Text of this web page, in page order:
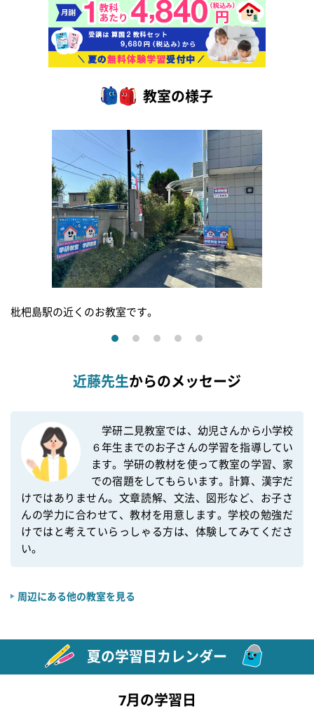
教室の様子
枇杷島駅の近くのお教室です。
近藤先生からのメッセージ
学研二見教室では、幼児さんから小学校
６年生までのお子さんの学習を指導してい
ます。学研の教材を使って教室の学習、家
での宿題をしてもらいます。計算、漢字だ
けではありません。文章読解、文法、図形など、お子さ
んの学力に合わせて、教材を用意します。学校の勉強だ
けではと考えていらっしゃる方は、体験してみてくださ
周辺にある他の教室を見る
夏の学習日カレンダー
7月の学習日